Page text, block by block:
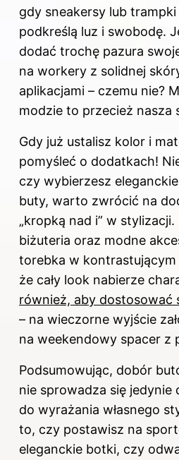
gdy sneakersy lub
podkreślą luz i swobodę.
dodać trochę pazura
na workery z solidnej
aplikacjami – czemu nie?
modzie to przecież nasza
Gdy już ustalisz kolor i
pomyśleć o dodatkach!
czy wybierzesz
buty, warto zwrócić na
„kropką nad i” w
biżuteria oraz modne
torebka w kontrastującym
że cały look nabierze
również, aby dostosować
– na wieczorne wyjście
na weekendowy spacer z
Podsumowując, dobór
nie sprowadza się jedynie
do wyrażania własnego
to, czy postawisz na
eleganckie botki, czy